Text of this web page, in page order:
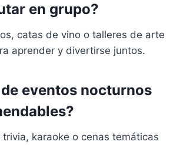
en grupo?
catas de vino o talleres de arte
aprender y divertirse juntos.
eventos nocturnos
karaoke o cenas temáticas